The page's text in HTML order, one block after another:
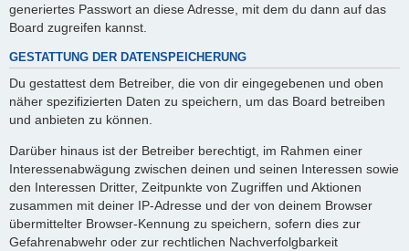
generiertes Passwort an diese Adresse, mit dem du dann auf das
Board zugreifen kannst.
GESTATTUNG DER DATENSPEICHERUNG
Du gestattest dem Betreiber, die von dir eingegebenen und oben
näher spezifizierten Daten zu speichern, um das Board betreiben
und anbieten zu können.
Darüber hinaus ist der Betreiber berechtigt, im Rahmen einer
Interessenabwägung zwischen deinen und seinen Interessen sowie
den Interessen Dritter, Zeitpunkte von Zugriffen und Aktionen
zusammen mit deiner IP-Adresse und der von deinem Browser
übermittelter Browser-Kennung zu speichern, sofern dies zur
Gefahrenabwehr oder zur rechtlichen Nachverfolgbarkeit